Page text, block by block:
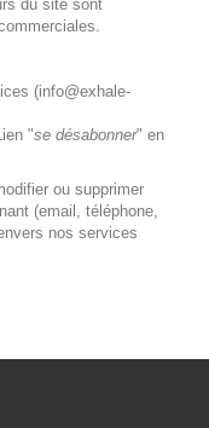
du site sont
(info@exhale-
"se désabonner" en
ou supprimer
(email, téléphone,
nos services